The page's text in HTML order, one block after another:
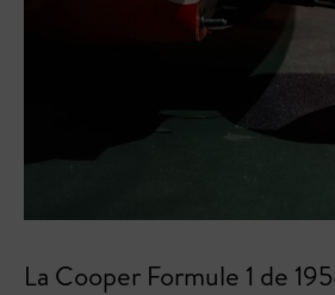
La Cooper Formule 1 de